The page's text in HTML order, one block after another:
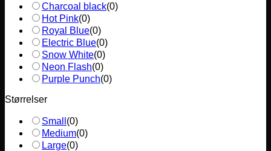
Charcoal black(0)
Hot Pink(0)
Royal Blue(0)
Electric Blue(0)
Snow White(0)
Neon Flash(0)
Purple Punch(0)
Størrelser
Small (0)
Medium(0)
Large(0)